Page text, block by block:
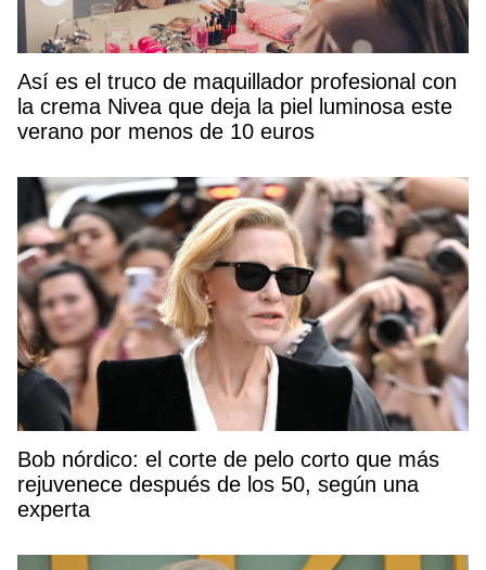
Así es el truco de maquillador profesional con
la crema Nivea que deja la piel luminosa este
verano por menos de 10 euros
Bob nórdico: el corte de pelo corto que más
rejuvenece después de los 50, según una
experta